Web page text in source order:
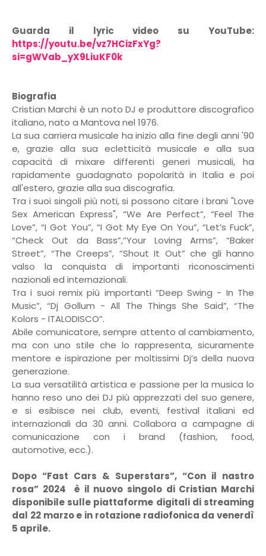
Guarda il lyric video su YouTube:
https://youtu.be/vz7HCizFxYg?
si=gWVab_yX9LiuKF0k
Biografia
Cristian Marchi è un noto DJ e produttore discografico
italiano, nato a Mantova nel 1976.
La sua carriera musicale ha inizio alla fine degli anni '90
e, grazie alla sua ecletticità musicale e alla sua
capacità di mixare differenti generi musicali, ha
rapidamente guadagnato popolarità in Italia e poi
all'estero, grazie alla sua discografia.
Tra i suoi singoli più noti, si possono citare i brani "Love
Sex American Express", “We Are Perfect”, “Feel The
Love”, “I Got You”, “I Got My Eye On You”, “Let’s Fuck”,
“Check Out da Bass”,“Your Loving Arms”, “Baker
Street”, “The Creeps”, “Shout It Out” che gli hanno
valso la conquista di importanti riconoscimenti
nazionali ed internazionali.
Tra i suoi remix più importanti “Deep Swing - In The
Music”, “Dj Gollum - All The Things She Said”, “The
Kolors - ITALODISCO”.
Abile comunicatore, sempre attento al cambiamento,
ma con uno stile che lo rappresenta, sicuramente
mentore e ispirazione per moltissimi Dj’s della nuova
generazione.
La sua versatilità artistica e passione per la musica lo
hanno reso uno dei DJ più apprezzati del suo genere,
e si esibisce nei club, eventi, festival italiani ed
internazionali da 30 anni. Collabora a campagne di
comunicazione con i brand (fashion, food,
automotive, ecc.).
Dopo “Fast Cars & Superstars”, “Con il nastro
rosa” 2024
è il nuovo singolo di Cristian Marchi
disponibile sulle piattaforme digitali di streaming
dal 22 marzo e in rotazione radiofonica da venerdì
5 aprile.